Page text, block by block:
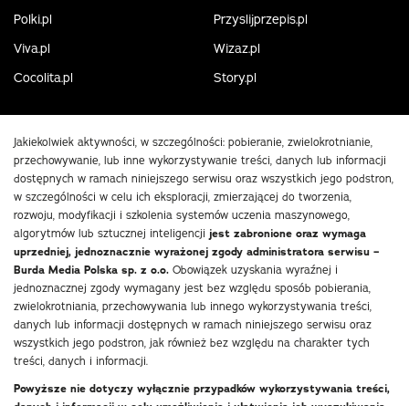
Polki.pl
Przyslijprzepis.pl
Viva.pl
Wizaz.pl
Cocolita.pl
Story.pl
Jakiekolwiek aktywności, w szczególności: pobieranie, zwielokrotnianie,
przechowywanie, lub inne wykorzystywanie treści, danych lub informacji
dostępnych w ramach niniejszego serwisu oraz wszystkich jego podstron,
w szczególności w celu ich eksploracji, zmierzającej do tworzenia,
rozwoju, modyfikacji i szkolenia systemów uczenia maszynowego,
algorytmów lub sztucznej inteligencji jest zabronione oraz wymaga
uprzedniej, jednoznacznie wyrażonej zgody administratora serwisu –
Burda Media Polska sp. z o.o. Obowiązek uzyskania wyraźnej i
jednoznacznej zgody wymagany jest bez względu sposób pobierania,
zwielokrotniania, przechowywania lub innego wykorzystywania treści,
danych lub informacji dostępnych w ramach niniejszego serwisu oraz
wszystkich jego podstron, jak również bez względu na charakter tych
treści, danych i informacji.
Powyższe nie dotyczy wyłącznie przypadków wykorzystywania treści,